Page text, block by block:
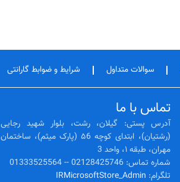
سوالات متداول شرایط و ضوابط گارانتی
تماس با ما
آدرس پستی: گیلان، رشت، بلوار شهید رجایی
(رشتیان)، ابتدای کوچه ۵6 (پارک میثم)، ساختمان
مهران، طبقه ۱، واحد 3
شماره تماس: 02128425746 -- 01333525564
تلگرام: IRMicrosoftStore_Admin